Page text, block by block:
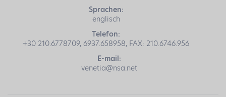
Sprachen:
englisch
Telefon:
+30 210.6778709, 6937.658958, FAX: 210.6746.956
E-mail:
venetia@nsa.net